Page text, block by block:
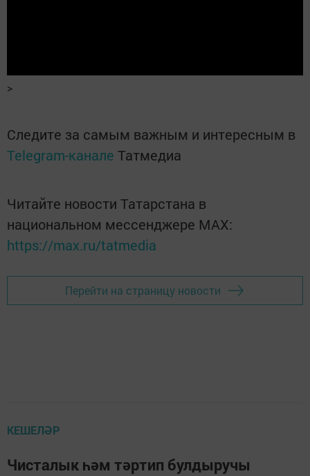
>
Следите за самым важным и интересным в
Telegram-канале Татмедиа
Читайте новости Татарстана в
национальном мессенджере MАХ:
https://max.ru/tatmedia
Перейти на страницу новости
КЕШЕЛӘР
Чисталык һәм тәртип булдыручы